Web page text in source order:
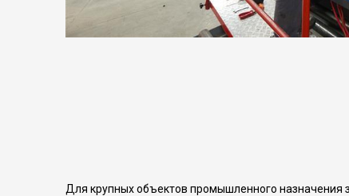
Для крупных объектов промышленного назначения